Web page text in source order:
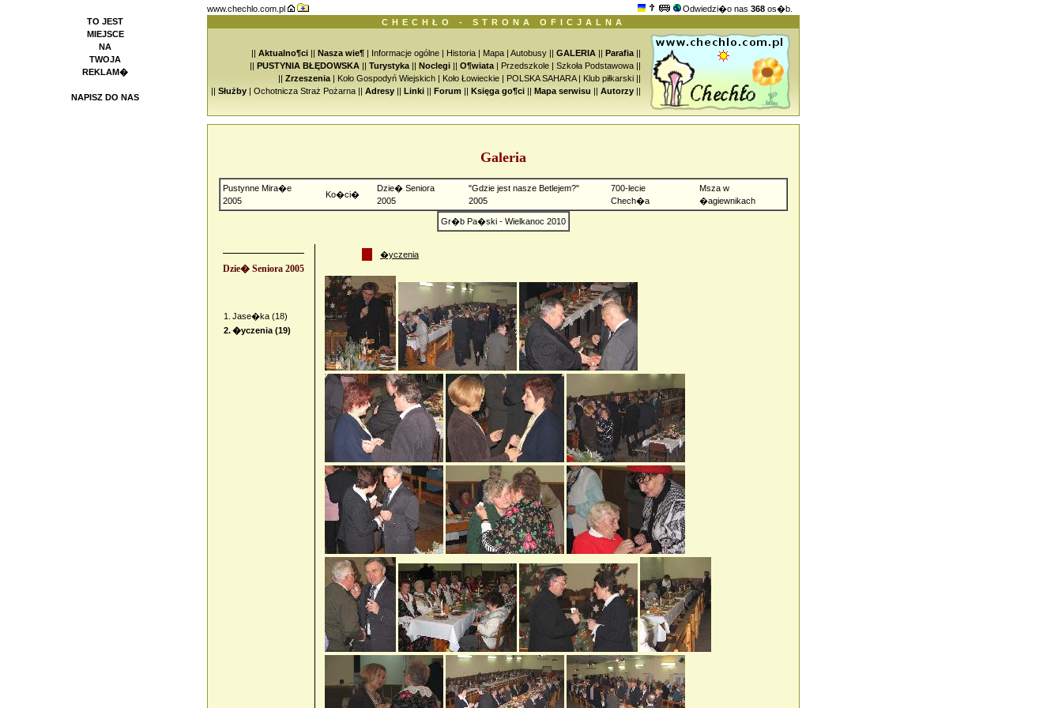
TO JEST
MIEJSCE
NA
TWOJA
REKLAM�
NAPISZ DO NAS
www.chechlo.com.pl Odwiedzi�o nas 368 os�b.
CHECHŁO - STRONA OFICJALNA
|| Aktualno¶ci || Nasza wie¶ | Informacje ogólne | Historia | Mapa | Autobusy || GALERIA || Parafia ||
|| PUSTYNIA BŁĘDOWSKA || Turystyka || Noclegi || O¶wiata | Przedszkole | Szkoła Podstawowa ||
|| Zrzeszenia | Koło Gospodyń Wiejskich | Koło Łowieckie | POLSKA SAHARA| Klub piłkarski ||
|| Służby | Ochotnicza Straż Pożarna || Adresy || Linki || Forum || Księga go¶ci || Mapa serwisu || Autorzy ||
Galeria
Pustynne Mira�e
2005
Ko�ci�
Dzie� Seniora
2005
"Gdzie jest nasze Betlejem?"
2005
700-lecie
Chech�a
Msza w
�agiewnikach
Gr�b Pa�ski - Wielkanoc 2010
Dzie� Seniora 2005
1. Jase�ka (18)
2.�yczenia (19)
�yczenia